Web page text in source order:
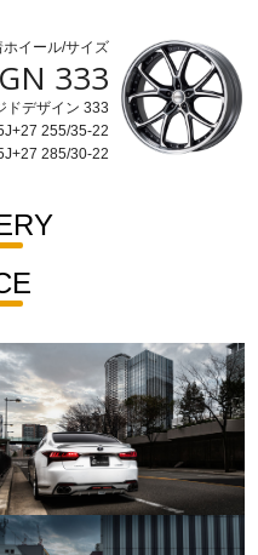
ホイール/サイズ
333
ドデザイン 333
255/35-22
285/30-22